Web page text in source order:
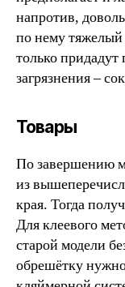
напротив,
по нему тяжелый
только
загрязнения –
Товары
По завершению
из
края. Тогда
Для клеевого
старой модели
обрешётку